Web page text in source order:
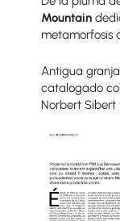
Mountain
metamorfosis
Antigua
catalogado
Norbert Sibert